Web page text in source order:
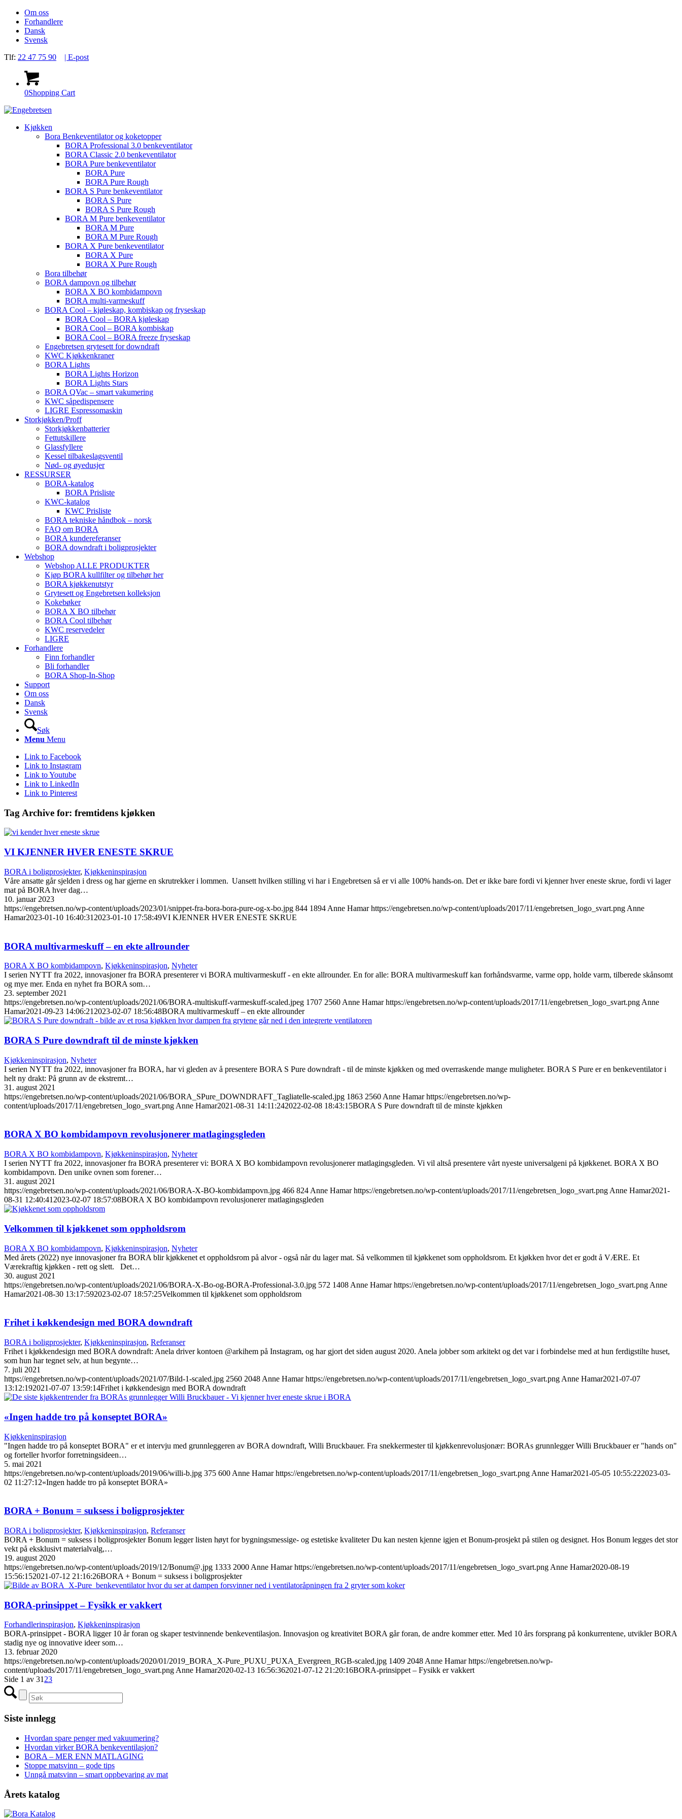
Om oss
Forhandlere
Dansk
Svensk
Tlf: 22 47 75 90 | E-post
0Shopping Cart
Kjøkken
Bora Benkeventilator og koketopper
BORA Professional 3.0 benkeventilator
BORA Classic 2.0 benkeventilator
BORA Pure benkeventilator
BORA Pure
BORA Pure Rough
BORA S Pure benkeventilator
BORA S Pure
BORA S Pure Rough
BORA M Pure benkeventilator
BORA M Pure
BORA M Pure Rough
BORA X Pure benkeventilator
BORA X Pure
BORA X Pure Rough
Bora tilbehør
BORA dampovn og tilbehør
BORA X BO kombidampovn
BORA multi-varmeskuff
BORA Cool – kjøleskap, kombiskap og fryseskap
BORA Cool – BORA kjøleskap
BORA Cool – BORA kombiskap
BORA Cool – BORA freeze fryseskap
Engebretsen grytesett for downdraft
KWC Kjøkkenkraner
BORA Lights
BORA Lights Horizon
BORA Lights Stars
BORA QVac – smart vakumering
KWC såpedispensere
LIGRE Espressomaskin
Storkjøkken/Proff
Storkjøkkenbatterier
Fettutskillere
Glassfyllere
Kessel tilbakeslagsventil
Nød- og øyedusjer
RESSURSER
BORA-katalog
BORA Prisliste
KWC-katalog
KWC Prisliste
BORA tekniske håndbok – norsk
FAQ om BORA
BORA kundereferanser
BORA downdraft i boligprosjekter
Webshop
Webshop ALLE PRODUKTER
Kjøp BORA kullfilter og tilbehør her
BORA kjøkkenutstyr
Grytesett og Engebretsen kolleksjon
Kokebøker
BORA X BO tilbehør
BORA Cool tilbehør
KWC reservedeler
LIGRE
Forhandlere
Finn forhandler
Bli forhandler
BORA Shop-In-Shop
Support
Om oss
Dansk
Svensk
Søk
Menu Menu
Link to Facebook
Link to Instagram
Link to Youtube
Link to LinkedIn
Link to Pinterest
Tag Archive for: fremtidens kjøkken
VI KJENNER HVER ENESTE SKRUE
BORA i boligprosjekter, Kjøkkeninspirasjon
Våre ansatte går sjelden i dress og har gjerne en skrutrekker i lommen. Uansett hvilken stilling vi har i Engebretsen så er vi alle 100% hands-on. Det er ikke bare fordi vi kjenner hver eneste skrue, fordi vi lager
mat på BORA hver dag…
10. januar 2023
https://engebretsen.no/wp-content/uploads/2023/01/snippet-fra-bora-bora-pure-og-x-bo.jpg 844 1894 Anne Hamar https://engebretsen.no/wp-content/uploads/2017/11/engebretsen_logo_svart.png Anne
Hamar2023-01-10 16:40:31 2023-01-10 17:58:49VI KJENNER HVER ENESTE SKRUE
BORA multivarmeskuff – en ekte allrounder
BORA X BO kombidampovn, Kjøkkeninspirasjon, Nyheter
I serien NYTT fra 2022, innovasjoner fra BORA presenterer vi BORA multivarmeskuff - en ekte allrounder. En for alle: BORA multivarmeskuff kan forhåndsvarme, varme opp, holde varm, tilberede skånsomt
og mye mer. Enda en nyhet fra BORA som…
23. september 2021
https://engebretsen.no/wp-content/uploads/2021/06/BORA-multiskuff-varmeskuff-scaled.jpeg 1707 2560 Anne Hamar https://engebretsen.no/wp-content/uploads/2017/11/engebretsen_logo_svart.png Anne
Hamar2021-09-23 14:06:21 2023-02-07 18:56:48BORA multivarmeskuff – en ekte allrounder
BORA S Pure downdraft til de minste kjøkken
Kjøkkeninspirasjon, Nyheter
I serien NYTT fra 2022, innovasjoner fra BORA, har vi gleden av å presentere BORA S Pure downdraft - til de minste kjøkken og med overraskende mange muligheter. BORA S Pure er en benkeventilator i
helt ny drakt: På grunn av de ekstremt…
31. august 2021
https://engebretsen.no/wp-content/uploads/2021/06/BORA_SPure_DOWNDRAFT_Tagliatelle-scaled.jpg 1863 2560 Anne Hamar https://engebretsen.no/wp-
content/uploads/2017/11/engebretsen_logo_svart.png Anne Hamar2021-08-31 14:11:242022-02-08 18:43:15BORA S Pure downdraft til de minste kjøkken
BORA X BO kombidampovn revolusjonerer matlagingsgleden
BORA X BO kombidampovn, Kjøkkeninspirasjon, Nyheter
I serien NYTT fra 2022, innovasjoner fra BORA presenterer vi: BORA X BO kombidampovn revolusjonerer matlagingsgleden. Vi vil altså presentere vårt nyeste universalgeni på kjøkkenet. BORA X BO
kombidampovn. Den unike ovnen som forener…
31. august 2021
https://engebretsen.no/wp-content/uploads/2021/06/BORA-X-BO-kombidampovn.jpg 466 824 Anne Hamar https://engebretsen.no/wp-content/uploads/2017/11/engebretsen_logo_svart.png Anne Hamar2021-
08-31 12:40:41 2023-02-07 18:57:08BORA X BO kombidampovn revolusjonerer matlagingsgleden
Velkommen til kjøkkenet som oppholdsrom
BORA X BO kombidampovn, Kjøkkeninspirasjon, Nyheter
Med årets (2022) nye innovasjoner fra BORA blir kjøkkenet et oppholdsrom på alvor - også når du lager mat. Så velkommen til kjøkkenet som oppholdsrom. Et kjøkken hvor det er godt å VÆRE. Et
Værekraftig kjøkken - rett og slett. Det…
30. august 2021
https://engebretsen.no/wp-content/uploads/2021/06/BORA-X-Bo-og-BORA-Professional-3.0.jpg 572 1408 Anne Hamar https://engebretsen.no/wp-content/uploads/2017/11/engebretsen_logo_svart.png Anne
Hamar2021-08-30 13:17:592023-02-07 18:57:25Velkommen til kjøkkenet som oppholdsrom
Frihet i køkkendesign med BORA downdraft
BORA i boligprosjekter, Kjøkkeninspirasjon, Referanser
Frihet i kjøkkendesign med BORA downdraft: Anela driver kontoen @arkihem på Instagram, og har gjort det siden august 2020. Anela jobber som arkitekt og det var i forbindelse med at hun ferdigstilte huset,
som hun har tegnet selv, at hun begynte…
7. juli 2021
https://engebretsen.no/wp-content/uploads/2021/07/Bild-1-scaled.jpg 2560 2048 Anne Hamar https://engebretsen.no/wp-content/uploads/2017/11/engebretsen_logo_svart.png Anne Hamar2021-07-07
13:12:192021-07-07 13:59:14Frihet i køkkendesign med BORA downdraft
«Ingen hadde tro på konseptet BORA»
Kjøkkeninspirasjon
"Ingen hadde tro på konseptet BORA" er et intervju med grunnleggeren av BORA downdraft, Willi Bruckbauer. Fra snekkermester til kjøkkenrevolusjonær: BORAs grunnlegger Willi Bruckbauer er "hands on"
og forteller hvorfor forretningsideen…
5. mai 2021
https://engebretsen.no/wp-content/uploads/2019/06/willi-b.jpg 375 600 Anne Hamar https://engebretsen.no/wp-content/uploads/2017/11/engebretsen_logo_svart.png Anne Hamar2021-05-05 10:55:222023-03-
02 11:27:12«Ingen hadde tro på konseptet BORA»
BORA + Bonum = suksess i boligprosjekter
BORA i boligprosjekter, Kjøkkeninspirasjon, Referanser
BORA + Bonum = suksess i boligprosjekter Bonum legger listen høyt for bygningsmessige- og estetiske kvaliteter Du kan nesten kjenne igjen et Bonum-prosjekt på stilen og designet. Hos Bonum legges det stor
vekt på eksklusivt materialvalg,…
19. august 2020
https://engebretsen.no/wp-content/uploads/2019/12/Bonum@.jpg 1333 2000 Anne Hamar https://engebretsen.no/wp-content/uploads/2017/11/engebretsen_logo_svart.png Anne Hamar2020-08-19
15:56:152021-07-12 21:16:26BORA + Bonum = suksess i boligprosjekter
BORA-prinsippet – Fysikk er vakkert
Forhandlerinspirasjon, Kjøkkeninspirasjon
BORA-prinsippet - BORA ligger 10 år foran og skaper testvinnende benkeventilasjon. Innovasjon og kreativitet BORA går foran, de andre kommer etter. Med 10 års forsprang på konkurrentene, utvikler BORA
stadig nye og innovative ideer som…
13. februar 2020
https://engebretsen.no/wp-content/uploads/2020/01/2019_BORA_X-Pure_PUXU_PUXA_Evergreen_RGB-scaled.jpg 1409 2048 Anne Hamar https://engebretsen.no/wp-
content/uploads/2017/11/engebretsen_logo_svart.png Anne Hamar2020-02-13 16:56:362021-07-12 21:20:16BORA-prinsippet – Fysikk er vakkert
Side 1 av 31 23
Siste innlegg
Hvordan spare penger med vakuumering?
Hvordan virker BORA benkeventilasjon?
BORA – MER ENN MATLAGING
Stoppe matsvinn – gode tips
Unngå matsvinn – smart oppbevaring av mat
Årets katalog